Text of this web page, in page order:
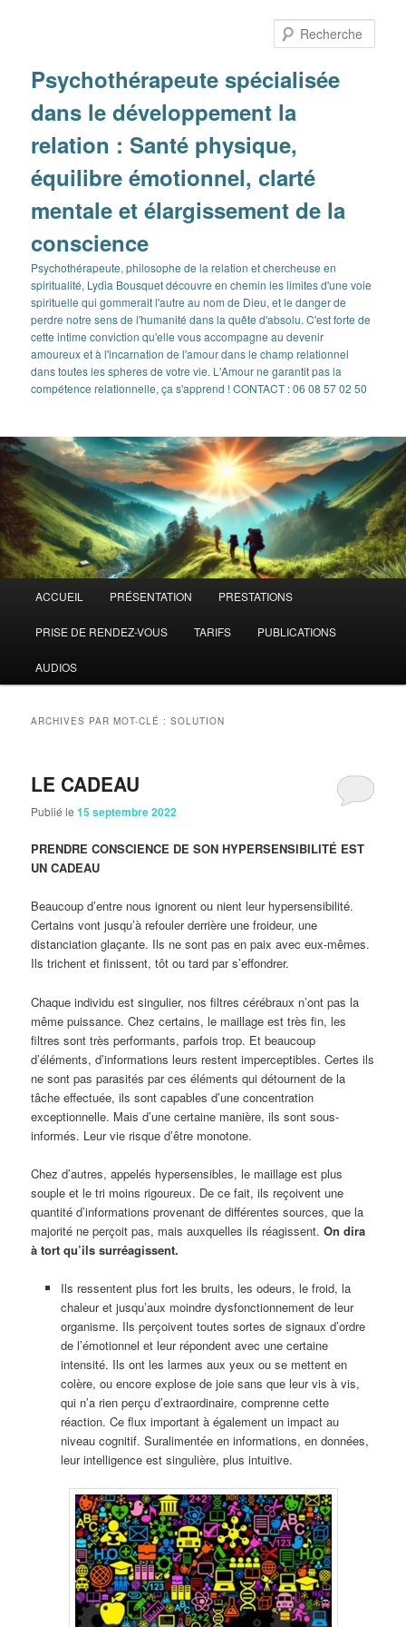
Psychothérapeute spécialisée
dans le développement la
relation : Santé physique,
équilibre émotionnel, clarté
mentale et élargissement de la
conscience
Psychothérapeute, philosophe de la relation et chercheuse en
spiritualité, Lydia Bousquet découvre en chemin les limites d'une voie
spirituelle qui gommerait l'autre au nom de Dieu, et le danger de
perdre notre sens de l'humanité dans la quête d'absolu. C'est forte de
cette intime conviction qu'elle vous accompagne au devenir
amoureux et à l'incarnation de l'amour dans le champ relationnel
dans toutes les spheres de votre vie. L'Amour ne garantit pas la
compétence relationnelle, ça s'apprend ! CONTACT : 06 08 57 02 50
principal
ACCUEIL PRÉSENTATION PRESTATIONS
PRISE DE RENDEZ-VOUS TARIFS PUBLICATIONS
AUDIOS
ARCHIVES PAR MOT-CLÉ :SOLUTION
LE CADEAU
Publié le15 septembre 2022
PRENDRE CONSCIENCE DE SON HYPERSENSIBILITÉ EST
UN CADEAU
Beaucoup d’entre nous ignorent ou nient leur hypersensibilité.
Certains vont jusqu’à refouler derrière une froideur, une
distanciation glaçante. Ils ne sont pas en paix avec eux-mêmes.
Ils trichent et finissent, tôt ou tard par s’effondrer.
Chaque individu est singulier, nos filtres cérébraux n’ont pas la
même puissance. Chez certains, le maillage est très fin, les
filtres sont très performants, parfois trop. Et beaucoup
d’éléments, d’informations leurs restent imperceptibles. Certes ils
ne sont pas parasités par ces éléments qui détournent de la
tâche effectuée, ils sont capables d’une concentration
exceptionnelle. Mais d’une certaine manière, ils sont sous-
informés. Leur vie risque d’être monotone.
Chez d’autres, appelés hypersensibles, le maillage est plus
souple et le tri moins rigoureux. De ce fait, ils reçoivent une
quantité d’informations provenant de différentes sources, que la
majorité ne perçoit pas, mais auxquelles ils réagissent.On dira
à tort qu’ils surréagissent.
Ils ressentent plus fort les bruits, les odeurs, le froid, la
chaleur et jusqu’aux moindre dysfonctionnement de leur
organisme. Ils perçoivent toutes sortes de signaux d’ordre
de l’émotionnel et leur répondent avec une certaine
intensité. Ils ont les larmes aux yeux ou se mettent en
colère, ou encore explose de joie sans que leur vis à vis,
qui n’a rien perçu d’extraordinaire, comprenne cette
réaction. Ce flux important à également un impact au
niveau cognitif. Suralimentée en informations, en données,
leur intelligence est singulière, plus intuitive.